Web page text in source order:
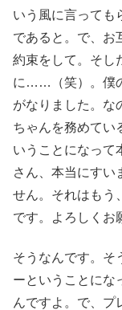
いう風に言っても
であると。で、お
約束をして。そし
に……（笑）。僕
がなりました。な
ちゃんを務めてい
いうことになって
さん、本当にすい
せん。それはもう
です。よろしくお
そうなんです。そ
ーということにな
んですよ。で、プ